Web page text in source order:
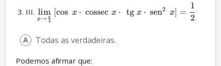
III.
x→ 4
π
lim [cos x ⋅ cossec x ⋅ tg x ⋅ sen2 x] =
2
1
Podemos afirmar que:
Todas as verdadeiras.